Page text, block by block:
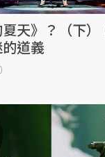
夏天》？（下
道義